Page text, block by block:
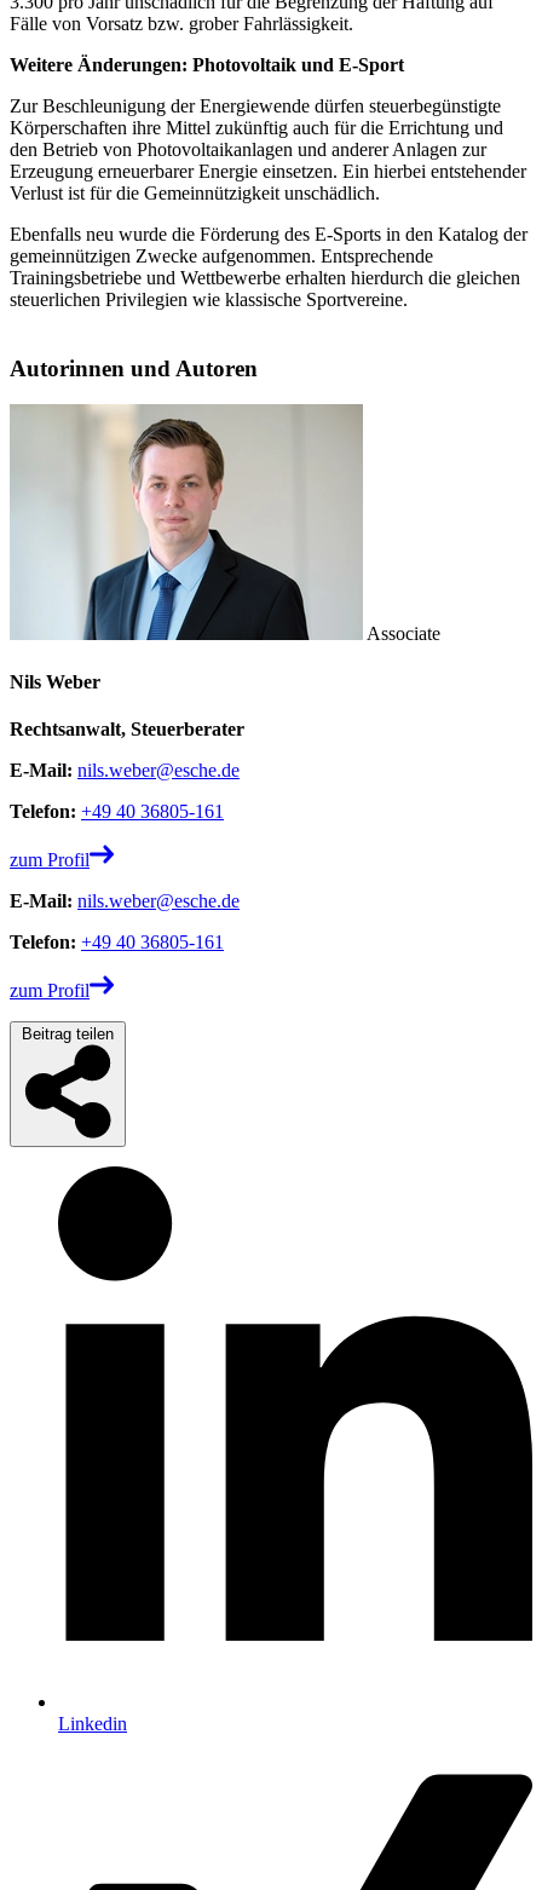
Fälle von Vorsatz bzw. grober Fahrlässigkeit.
Weitere Änderungen: Photovoltaik und E-Sport
Zur Beschleunigung der Energiewende dürfen steuerbegünstigte
Körperschaften ihre Mittel zukünftig auch für die Errichtung und
den Betrieb von Photovoltaikanlagen und anderer Anlagen zur
Erzeugung erneuerbarer Energie einsetzen. Ein hierbei entstehender
Verlust ist für die Gemeinnützigkeit unschädlich.
Ebenfalls neu wurde die Förderung des E-Sports in den Katalog der
gemeinnützigen Zwecke aufgenommen. Entsprechende
Trainingsbetriebe und Wettbewerbe erhalten hierdurch die gleichen
steuerlichen Privilegien wie klassische Sportvereine.
Autorinnen und Autoren
Associate
Nils Weber
Rechtsanwalt, Steuerberater
E-Mail: nils.weber@esche.de
Telefon: +49 40 36805-161
zum Profil
E-Mail: nils.weber@esche.de
Telefon: +49 40 36805-161
zum Profil
Beitrag teilen
Linkedin